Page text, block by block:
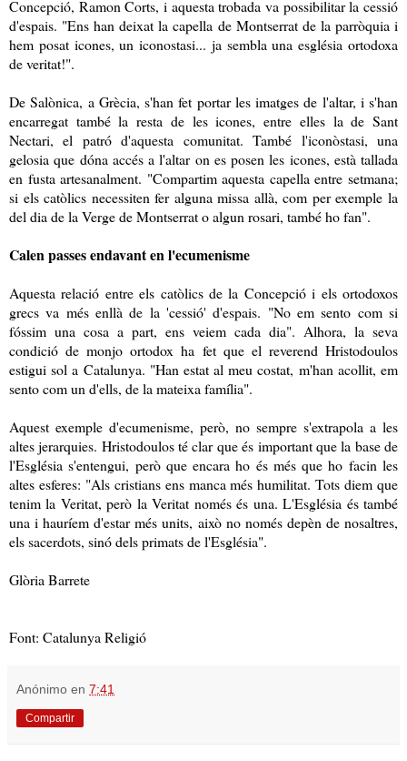
Concepció, Ramon Corts, i aquesta trobada va possibilitar la cessió
d'espais. "Ens han deixat la capella de Montserrat de la parròquia i
hem posat icones, un iconostasi... ja sembla una església ortodoxa
de veritat!".
De Salònica, a Grècia, s'han fet portar les imatges de l'altar, i s'han
encarregat també la resta de les icones, entre elles la de Sant
Nectari, el patró d'aquesta comunitat. També l'iconòstasi, una
gelosia que dóna accés a l'altar on es posen les icones, està tallada
en fusta artesanalment. "Compartim aquesta capella entre setmana;
si els catòlics necessiten fer alguna missa allà, com per exemple la
del dia de la Verge de Montserrat o algun rosari, també ho fan".
Calen passes endavant en l'ecumenisme
Aquesta relació entre els catòlics de la Concepció i els ortodoxos
grecs va més enllà de la 'cessió' d'espais. "No em sento com si
fóssim una cosa a part, ens veiem cada dia". Alhora, la seva
condició de monjo ortodox ha fet que el reverend Hristodoulos
estigui sol a Catalunya. "Han estat al meu costat, m'han acollit, em
sento com un d'ells, de la mateixa família".
Aquest exemple d'ecumenisme, però, no sempre s'extrapola a les
altes jerarquies. Hristodoulos té clar que és important que la base de
l'Església s'entengui, però que encara ho és més que ho facin les
altes esferes: "Als cristians ens manca més humilitat. Tots diem que
tenim la Veritat, però la Veritat només és una. L'Església és també
una i hauríem d'estar més units, això no només depèn de nosaltres,
els sacerdots, sinó dels primats de l'Església".
Glòria Barrete
Font: Catalunya Religió
Anónimo en 7:41
Compartir